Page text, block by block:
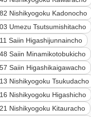
Nishikyogoku Kadonocho
Umezu Tsutsumishitacho
Saiin Higashijunnaincho
Saiin Minamikotobukicho
Saiin Higashikaigawacho
Nishikyogoku Tsukudacho
Nishikyogoku Higashicho
Nishikyogoku Kitauracho